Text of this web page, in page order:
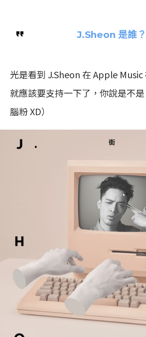
J.Sheon 是誰？
光是看到 J.Sheon 在 Apple Music
就應該要支持一下了，你說是不
腦粉 XD）